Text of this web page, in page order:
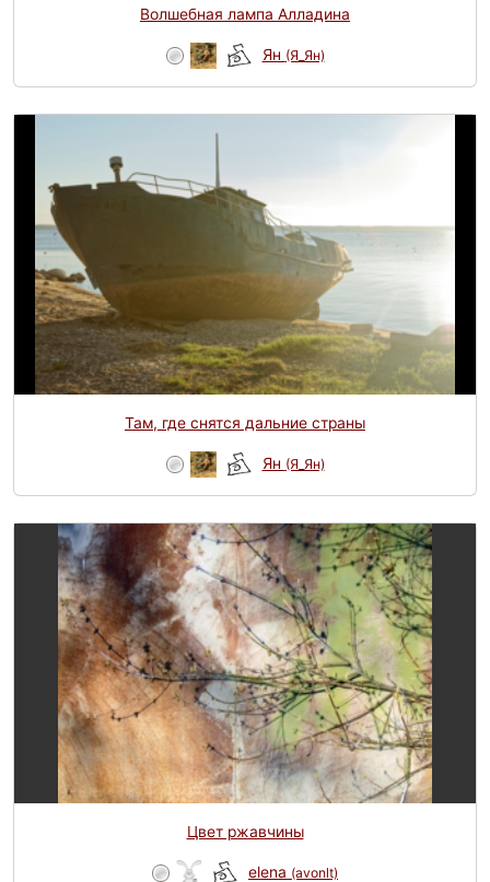
Волшебная лампа Алладина
Ян (Я_Ян)
Там, где снятся дальние страны
Ян (Я_Ян)
Цвет ржавчины
elena (avonlt)